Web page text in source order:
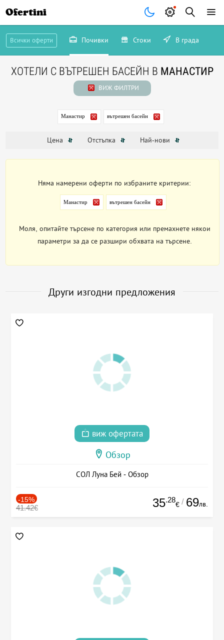
Ofertini
Всички оферти Почивки Стоки В града
ХОТЕЛИ С ВЪТРЕШЕН БАСЕЙН В МАНАСТИР
ВИЖ ФИЛТРИ
Манастир вътрешен басейн
Цена Отстъпка Най-нови
Няма намерени оферти по избраните критерии:
Манастир вътрешен басейн
Моля, опитайте търсене по категория или премахнете някои
параметри за да се разшири обхвата на търсене.
Други изгодни предложения
виж офертата
Обзор
СОЛ Луна Бей - Обзор
-15%
41.42€ 35.28
€ / 69лв.